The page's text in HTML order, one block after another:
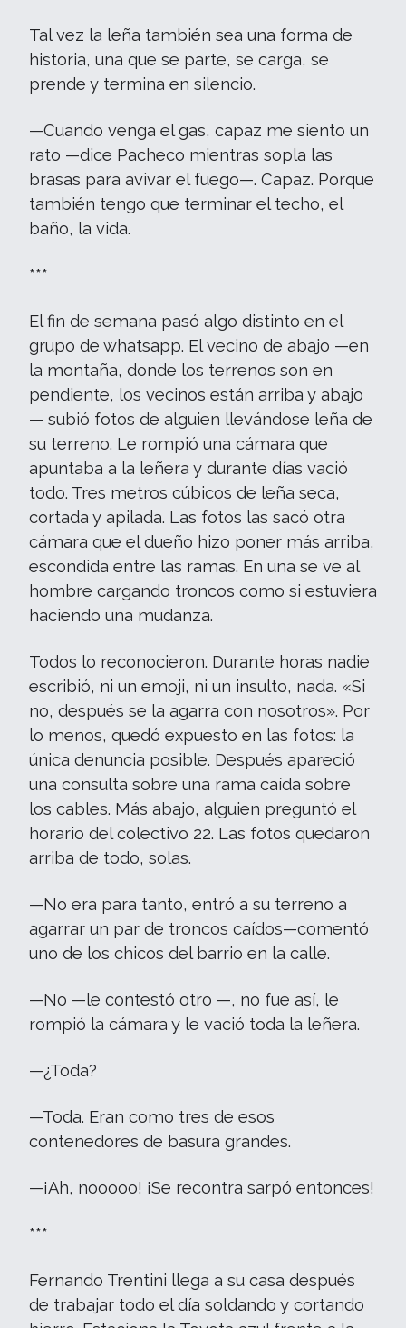
Tal vez la leña también sea una forma de
historia, una que se parte, se carga, se
prende y termina en silencio.
—Cuando venga el gas, capaz me siento un
rato —dice Pacheco mientras sopla las
brasas para avivar el fuego—. Capaz. Porque
también tengo que terminar el techo, el
baño, la vida.
***
El fin de semana pasó algo distinto en el
grupo de whatsapp. El vecino de abajo —en
la montaña, donde los terrenos son en
pendiente, los vecinos están arriba y abajo
— subió fotos de alguien llevándose leña de
su terreno. Le rompió una cámara que
apuntaba a la leñera y durante días vació
todo. Tres metros cúbicos de leña seca,
cortada y apilada. Las fotos las sacó otra
cámara que el dueño hizo poner más arriba,
escondida entre las ramas. En una se ve al
hombre cargando troncos como si estuviera
haciendo una mudanza.
Todos lo reconocieron. Durante horas nadie
escribió, ni un emoji, ni un insulto, nada. «Si
no, después se la agarra con nosotros». Por
lo menos, quedó expuesto en las fotos: la
única denuncia posible. Después apareció
una consulta sobre una rama caída sobre
los cables. Más abajo, alguien preguntó el
horario del colectivo 22. Las fotos quedaron
arriba de todo, solas.
—No era para tanto, entró a su terreno a
agarrar un par de troncos caídos—comentó
uno de los chicos del barrio en la calle.
—No —le contestó otro —, no fue así, le
rompió la cámara y le vació toda la leñera.
—¿Toda?
—Toda. Eran como tres de esos
contenedores de basura grandes.
—¡Ah, nooooo! ¡Se recontra sarpó entonces!
***
Fernando Trentini llega a su casa después
de trabajar todo el día soldando y cortando